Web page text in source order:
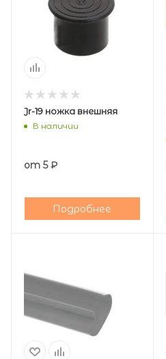
Jr-19 ножка внешняя
В наличии
от 5 ₽
Подробнее